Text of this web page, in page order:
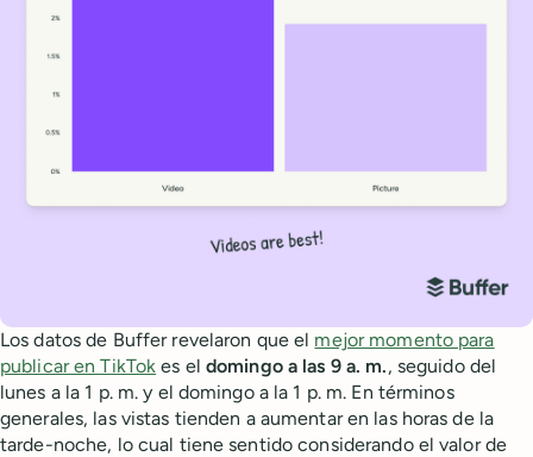
Los datos de Buffer revelaron que el mejor momento para
publicar en TikTok es eldomingo a las 9 a. m., seguido del
lunes a la 1 p. m. y el domingo a la 1 p. m. En términos
generales, las vistas tienden a aumentar en las horas de la
tarde-noche, lo cual tiene sentido considerando el valor de